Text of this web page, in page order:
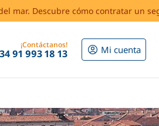
mar. Descubre cómo contratar un
¡Contáctanos!
91 993 18 13 Mi cuenta